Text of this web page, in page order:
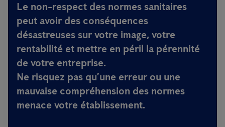
Le non-respect des normes sanitaires
peut avoir des conséquences
désastreuses sur votre image, votre
rentabilité et mettre en péril la pérennité
de votre entreprise.
Ne risquez pas qu’une erreur ou une
mauvaise compréhension des normes
menace votre établissement.